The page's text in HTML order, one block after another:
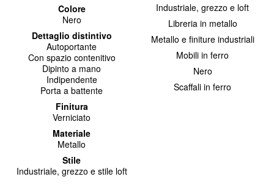
Colore
Nero
Dettaglio distintivo
Autoportante
Con spazio contenitivo
Dipinto a mano
Indipendente
Porta a battente
Finitura
Verniciato
Materiale
Metallo
Stile
Industriale, grezzo e stile loft
Industriale, grezzo e loft
Libreria in metallo
Metallo e finiture industriali
Mobili in ferro
Nero
Scaffali in ferro